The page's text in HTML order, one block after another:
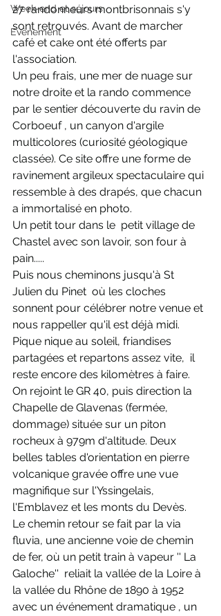
Week-end et séjours
Evènement
27 randonneurs montbrisonnais s'y
sont retrouvés. Avant de marcher
café et cake ont été offerts par
l'association.
Un peu frais, une mer de nuage sur
notre droite et la rando commence
par le sentier découverte du ravin de
Corboeuf , un canyon d'argile
multicolores (curiosité géologique
classée). Ce site offre une forme de
ravinement argileux spectaculaire qui
ressemble à des drapés, que chacun
a immortalisé en photo.
Un petit tour dans le  petit village de
Chastel avec son lavoir, son four à
pain.....
Puis nous cheminons jusqu'à St
Julien du Pinet  où les cloches
sonnent pour célébrer notre venue et
nous rappeller qu'il est déjà midi.
Pique nique au soleil, friandises
partagées et repartons assez vite,  il
reste encore des kilomètres à faire.
On rejoint le GR 40, puis direction la
Chapelle de Glavenas (fermée,
dommage) située sur un piton
rocheux à 979m d'altitude. Deux
belles tables d'orientation en pierre
volcanique gravée offre une vue
magnifique sur l'Yssingelais,
l'Emblavez et les monts du Devès.
Le chemin retour se fait par la via
fluvia, une ancienne voie de chemin
de fer, où un petit train à vapeur '' La
Galoche''  reliait la vallée de la Loire à
la vallée du Rhône de 1890 à 1952
avec un événement dramatique , un